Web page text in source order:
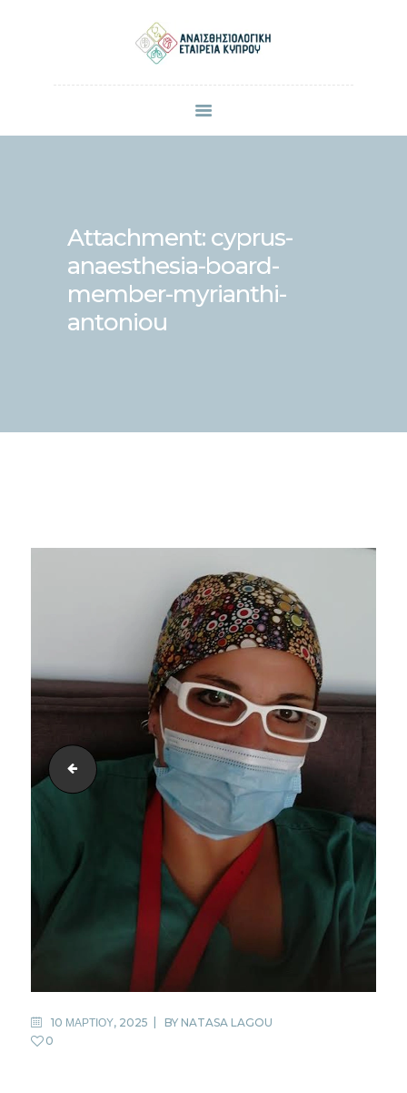
Attachment: cyprus-
anaesthesia-board-
member-myrianthi-
antoniou
ΠΟΙΟΙ ΕΙΜΑΣΤΕ
ΣΥΝΕΔΡΙΑ & ΗΜΕΡΙΔΕΣ
ΕΠΙΚΟΙΝΩΝΙΑ
cyprus-anaesthesia-board-member-vasilis-vasiliades
10 ΜΑΡΤΙΟΥ, 2025 BY NATASA LAGOU
0